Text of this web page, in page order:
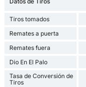
Tiros tomados
Remates a puerta
Remates fuera
Dio En El Palo
Tasa de Conversión de
Tiros